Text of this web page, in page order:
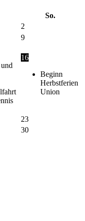
So.
2
9
16
Beginn
Herbstferien
Union
23
30